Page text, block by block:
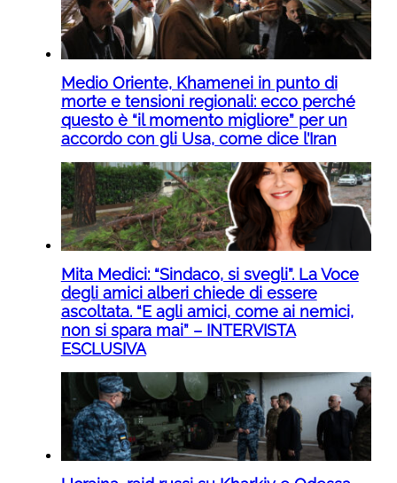
Medio Oriente, Khamenei in punto di
morte e tensioni regionali: ecco perché
questo è “il momento migliore” per un
accordo con gli Usa, come dice l’Iran
Mita Medici: “Sindaco, si svegli”. La Voce
degli amici alberi chiede di essere
ascoltata. “E agli amici, come ai nemici,
non si spara mai” – INTERVISTA
ESCLUSIVA